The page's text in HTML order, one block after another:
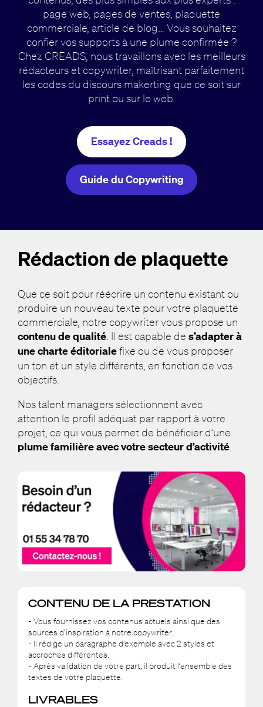
page web, pages de ventes, plaquette
commerciale, article de blog… Vous souhaitez
confier vos supports à une plume confirmée ?
Chez CREADS, nous travaillons avec les meilleurs
rédacteurs et copywriter, maîtrisant parfaitement
les codes du discours makerting que ce soit sur
print ou sur le web.
Essayez Creads !
Guide du Copywriting
Rédaction de plaquette
Que ce soit pour réécrire un contenu existant ou
produire un nouveau texte pour votre plaquette
commerciale, notre copywriter vous propose un
contenu de qualité. Il est capable de s’adapter à
une charte éditorialefixe ou de vous proposer
un ton et un style différents, en fonction de vos
objectifs.
Nos talent managers sélectionnent avec
attention le profil adéquat par rapport à votre
projet, ce qui vous permet de bénéficier d’une
plume familière avec votre secteur d’activité.
CONTENU DE LA PRESTATION
- Vous fournissez vos contenus actuels ainsi que des
sources d’inspiration à notre copywriter.
- Il rédige un paragraphe d’exemple avec 2 styles et
accroches différentes.
- Après validation de votre part, il produit l’ensemble des
textes de votre plaquette.
LIVRABLES